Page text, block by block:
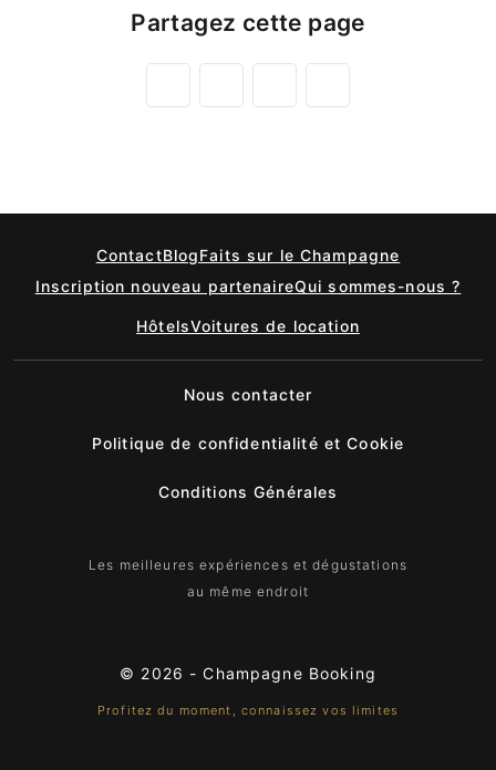
Partagez cette page
ContactBlogFaits sur le Champagne
Inscription nouveau partenaireQui sommes-nous ?
HôtelsVoitures de location
Nous contacter
Politique de confidentialité et Cookie
Conditions Générales
Les meilleures expériences et dégustations
au même endroit
© 2026 -Champagne Booking
Profitez du moment, connaissez vos limites